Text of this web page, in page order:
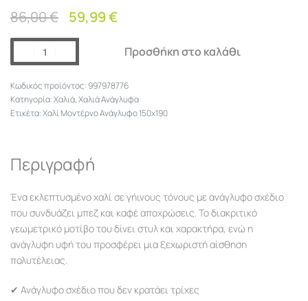
86,00€ 59,99€
Προσθήκη στο καλάθι
997978776
Κατηγορία:Χαλιά,Χαλιά Ανάγλυφα
Ετικέτα:Χαλί Μοντέρνο Ανάγλυφο 150x190
Περιγραφή
Ένα εκλεπτυσμένο χαλί σε γήινους τόνους με ανάγλυφο σχέδιο
που συνδυάζει μπεζ και καφέ αποχρώσεις. Το διακριτικό
γεωμετρικό μοτίβο του δίνει στυλ και χαρακτήρα, ενώ η
ανάγλυφη υφή του προσφέρει μια ξεχωριστή αίσθηση
πολυτέλειας.
✔ Ανάγλυφο σχέδιο που δεν κρατάει τρίχες